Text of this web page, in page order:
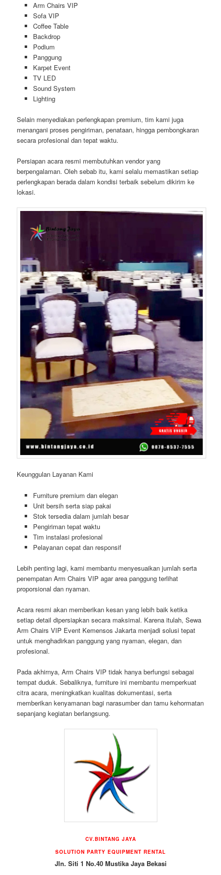
Arm Chairs VIP
Sofa VIP
Coffee Table
Backdrop
Podium
Panggung
Karpet Event
TV LED
Sound System
Lighting
Selain menyediakan perlengkapan premium, tim kami juga
menangani proses pengiriman, penataan, hingga pembongkaran
secara profesional dan tepat waktu.
Persiapan acara resmi membutuhkan vendor yang
berpengalaman. Oleh sebab itu, kami selalu memastikan setiap
perlengkapan berada dalam kondisi terbaik sebelum dikirim ke
lokasi.
Keunggulan Layanan Kami
Furniture premium dan elegan
Unit bersih serta siap pakai
Stok tersedia dalam jumlah besar
Pengiriman tepat waktu
Tim instalasi profesional
Pelayanan cepat dan responsif
Lebih penting lagi, kami membantu menyesuaikan jumlah serta
penempatan Arm Chairs VIP agar area panggung terlihat
proporsional dan nyaman.
Acara resmi akan memberikan kesan yang lebih baik ketika
setiap detail dipersiapkan secara maksimal. Karena itulah, Sewa
Arm Chairs VIP Event Kemensos Jakarta menjadi solusi tepat
untuk menghadirkan panggung yang nyaman, elegan, dan
profesional.
Pada akhirnya, Arm Chairs VIP tidak hanya berfungsi sebagai
tempat duduk. Sebaliknya, furniture ini membantu memperkuat
citra acara, meningkatkan kualitas dokumentasi, serta
memberikan kenyamanan bagi narasumber dan tamu kehormatan
sepanjang kegiatan berlangsung.
CV.BINTANG JAYA
SOLUTION PARTY EQUIPMENT RENTAL
Jln. Siti 1 No.40 Mustika Jaya Bekasi